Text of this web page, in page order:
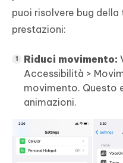
puoi risolvere bug
prestazioni:
Riduci movimento:
Accessibilità >
movimento. Questo
animazioni.